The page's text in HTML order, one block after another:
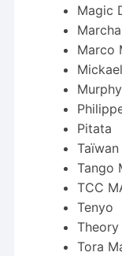
Magic
Marco
Pitata
Taïwan
Tango
TCC
Tenyo
Theory
Tora